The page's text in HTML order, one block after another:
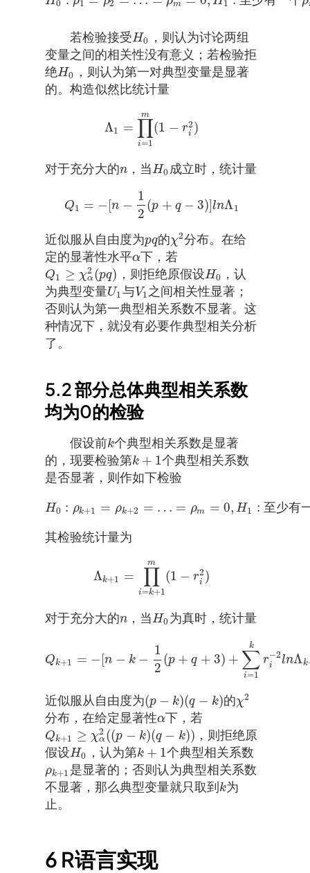
0 1 2 m 1
若检验接受H0
H0 ，则认为讨论两组
变量之间的相关性没有意义；若检验拒
绝H0
H0 ，则认为第一对典型变量是显著
的。构造似然比统计量
Λ1 = ∏
i=1
m
(1 − r2
i )
Λ1 =∏ m( 1− ri2 )
对于充分大的n
n ，当H0
H0成立时，统计量
Q1 = − [n −
1
2
(p + q − 3)]lnΛ1
Q 1= −[ n− 12(p+q−3 )]l nΛ 1
近似服从自由度为pq
pq的χ2
χ2分布。在给
定的显著性水平α
α下，若
Q1 ≥ χ2
α (pq)
Q1 ≥χα 2(pq) ，则拒绝原假设H0
H0 ，认
为典型变量U1
U1 与V1
V1之间相关性显著；
否则认为第一典型相关系数不显著。这
种情况下，就没有必要作典型相关分析
了。
5.2部分总体典型相关系数
均为0的检验
假设前k
k个典型相关系数是显著
的，现要检验第k + 1
k+1
个典型相关系数
是否显著，则作如下检验
H0 : ρk+1 = ρk+2 = … = ρm = 0, H1 : 至少有
H0: ρk+1=ρk +2 = … =ρ m=0 ,H 1:至少 有一个ρi
其检验统计量为
Λk+1 = ∏
i=k+1
m
(1 − r2
i )
Λk+1 =∏ 1m (1 −ri 2
对于充分大的n
n ，当H0
H0为真时，统计量
Qk+1 = − [n − k −
1
2
(p + q + 3) + ∑
i=1
k
r−2
i lnΛk
Qk+1=− [n−k −1 2(p+q+3)+∑ i=1 kr −2 nΛk+1]
近似服从自由度为(p − k)(q − k)
(p−k (q−k ) 的χ2
χ2
分布，在给定显著性α
α下，若
Qk+1 ≥ χ2
α ((p − k)(q − k))
Qk+1 ≥χ α2((p−k )(q−k))
，则拒绝原
假设H0
H0 ，认为第k + 1
k+1 个典型相关系数
ρk+1
ρk+1 是显著的；否则认为典型相关系数
不显著，那么典型变量就只取到 k
k为
止。
6 R语言实现